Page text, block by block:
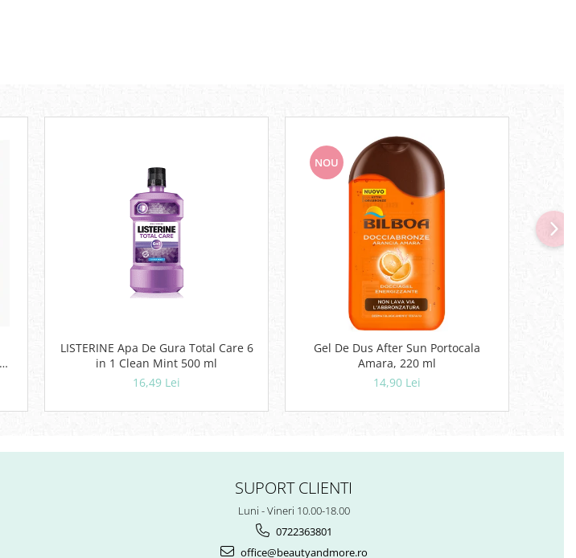
LISTERINE Apa De Gura Total Care 6
in 1 Clean Mint 500 ml
16,49 Lei
NOU
Gel De Dus After Sun Portocala
Amara, 220 ml
14,90 Lei
SUPORT CLIENTI
Luni - Vineri 10.00-18.00
0722363801
office@beautyandmore.ro